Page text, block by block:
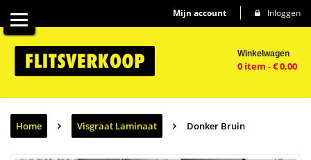
Inloggen
Mijn account
Winkelwagen
0 item -€0,00
Home Visgraat Laminaat Donker Bruin